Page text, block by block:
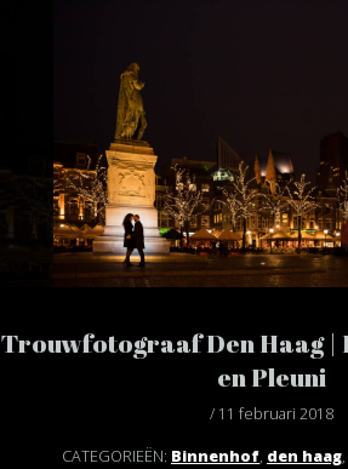
Trouwfotograaf Den Haag |
en Pleuni
/ 11 februari 2018
CATEGORIEËN: Binnenhof, den haag,